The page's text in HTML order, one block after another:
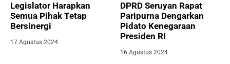
Legislator Harapkan
Semua Pihak Tetap
Bersinergi
17 Agustus 2024
DPRD Seruyan Rapat
Paripurna Dengarkan
Pidato Kenegaraan
Presiden RI
16 Agustus 2024